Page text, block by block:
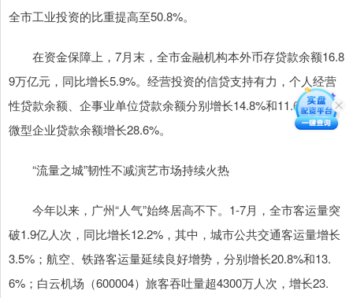
全市工业投资的比重提高至50.8%。
在资金保障上，7月末，全市金融机构本外币存贷款余额16.8
9万亿元，同比增长5.9%。经营投资的信贷支持有力，个人经营
性贷款余额、企事业单位贷款余额分别增长14.8%和11.6%，其中
微型企业贷款余额增长28.6%。
“流量之城”韧性不减演艺市场持续火热
今年以来，广州“人气”始终居高不下。1-7月，全市客运量突
破1.9亿人次，同比增长12.2%，其中，城市公共交通客运量增长
3.5%；航空、铁路客运量延续良好增势，分别增长20.8%和13.
6%；白云机场（600004）旅客吞吐量超4300万人次，增长23.